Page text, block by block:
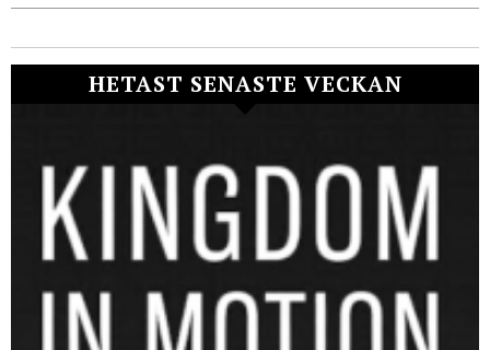
HETAST SENASTE VECKAN